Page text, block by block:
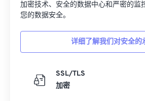
加密技术、安全的数据中心和严密的监
您的数据安全。
详细了解我们对安全的
SSL/TLS
加密